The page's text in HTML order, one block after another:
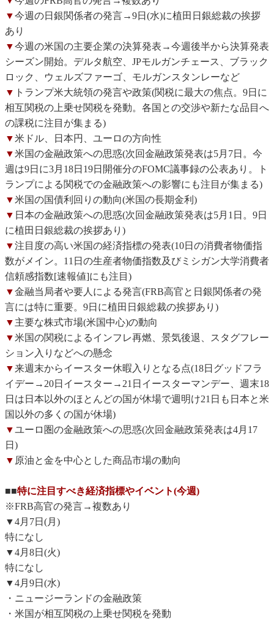
▼今週の日銀関係者の発言→9日(水)に植田日銀総裁の挨拶
あり
▼今週の米国の主要企業の決算発表→今週後半から決算発表
シーズン開始。デルタ航空、JPモルガンチェース、ブラック
ロック、ウェルズファーゴ、モルガンスタンレーなど
▼ トランプ米大統領の発言や政策(関税に最大の焦点。9日に
相互関税の上乗せ関税を発動。各国との交渉や新たな品目へ
の課税に注目が集まる)
▼米ドル、日本円、ユーロの方向性
▼米国の金融政策への思惑(次回金融政策発表は5月7日。今
週は9日に3月18日19日開催分のFOMC議事録の公表あり。ト
ランプによる関税での金融政策への影響にも注目が集まる)
▼米国の国債利回りの動向(米国の長期金利)
▼ 日本の金融政策への思惑(次回金融政策発表は5月1日。9日
に植田日銀総裁の挨拶あり)
▼注目度の高い米国の経済指標の発表(10日の消費者物価指
数がメイン。11日の生産者物価指数及びミシガン大学消費者
信頼感指数[速報値]にも注目)
▼金融当局者や要人による発言(FRB高官と日銀関係者の発
言には特に重要。9日に植田日銀総裁の挨拶あり)
▼ 主要な株式市場(米国中心)の動向
▼米国の関税によるインフレ再燃、景気後退、スタグフレー
ション入りなどへの懸念
▼来週末からイースター休暇入りとなる点(18日グッドフラ
イデー→20日イースター→21日イースターマンデー、週末18
日は日本以外のほとんどの国が休場で週明け21日も日本と米
国以外の多くの国が休場)
▼ユーロ圏の金融政策への思惑(次回金融政策発表は4月17
日)
▼ 原油と金を中心とした商品市場の動向
■■特に注目すべき経済指標やイベント(今週)
※FRB高官の発言→複数あり
▼4月7日(月)
特になし
▼4月8日(火)
特になし
▼4月9日(水)
・ニュージーランドの金融政策
・米国が相互関税の上乗せ関税を発動